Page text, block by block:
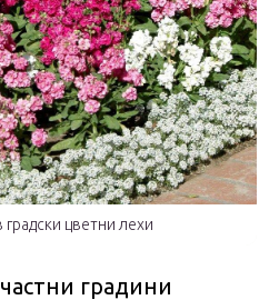
цветни лехи
градини